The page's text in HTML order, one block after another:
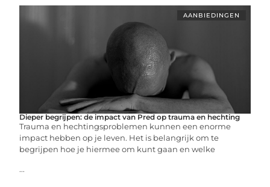
AANBIEDINGEN
Dieper begrijpen: de impact van Pred op trauma en hechting
Trauma en hechtingsproblemen kunnen een enorme
impact hebben op je leven. Het is belangrijk om te
begrijpen hoe je hiermee om kunt gaan en welke
...